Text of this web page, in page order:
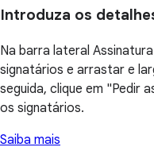
Introduza os
Na barra lateral
signatários e arrastar e
seguida, clique em "Pedir
os signatários.
Saiba mais